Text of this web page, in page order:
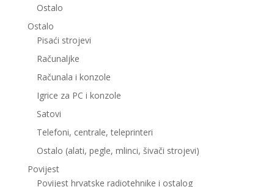
Ostalo
Ostalo
Pisaći strojevi
Računaljke
Računala i konzole
Igrice za PC i konzole
Satovi
Telefoni, centrale, teleprinteri
Ostalo (alati, pegle, mlinci, šivači strojevi)
Povijest
Povijest hrvatske radiotehnike i ostalog